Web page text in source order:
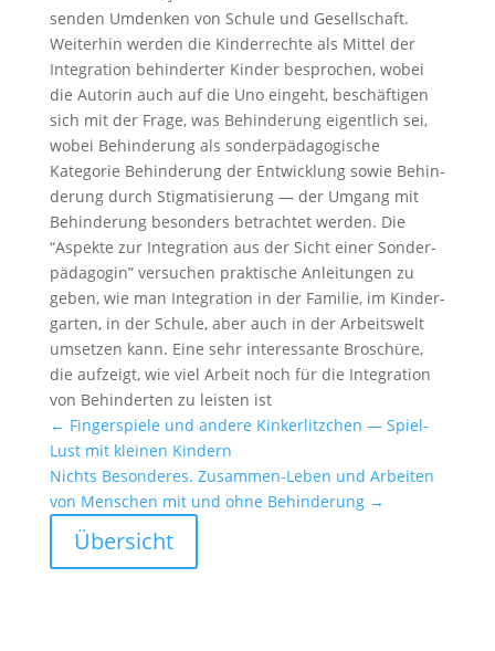
senden Umdenken von Schule und Gesell­schaft.
Weiterhin werden die Kinder­rechte als Mittel der
Integra­tion behin­derter Kinder bespro­chen, wobei
die Autorin auch auf die Uno eingeht, beschäf­tigen
sich mit der Frage, was Behin­de­rung eigent­lich sei,
wobei Behin­de­rung als sonder­päd­ago­gi­sche
Kategorie Behin­de­rung der Entwick­lung sowie Behin­
de­rung durch Stigma­ti­sie­rung — der Umgang mit
Behin­de­rung beson­ders betrachtet werden. Die
“Aspekte zur Integra­tion aus der Sicht einer Sonder­
päd­agogin” versu­chen prakti­sche Anlei­tungen zu
geben, wie man Integra­tion in der Familie, im Kinder­
garten, in der Schule, aber auch in der Arbeits­welt
umsetzen kann. Eine sehr inter­es­sante Broschüre,
die aufzeigt, wie viel Arbeit noch für die Integra­tion
von Behin­derten zu leisten ist
← Finger­spiele und andere Kinker­litz­chen — Spiel-
Lust mit kleinen Kindern
Nichts Beson­deres. Zusammen-Leben und Arbeiten
von Menschen mit und ohne Behin­de­rung→
Übersicht